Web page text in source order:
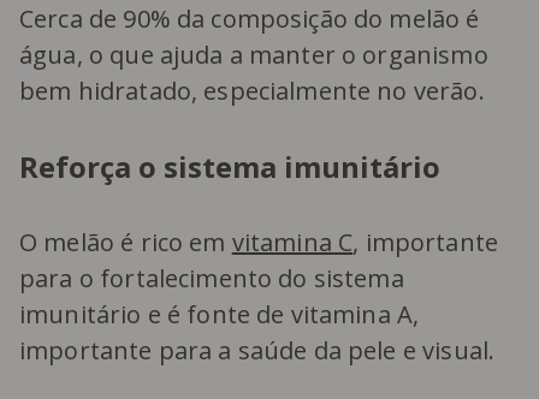
Cerca de 90% da composição do melão é
água, o que ajuda a manter o organismo
bem hidratado, especialmente no verão.
Reforça o sistema imunitário
O melão é rico em vitamina C, importante
para o fortalecimento do sistema
imunitário e é fonte de vitamina A,
importante para a saúde da pele e visual.